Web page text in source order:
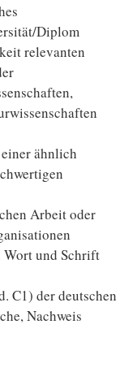
Diplom
relevanten
ähnlich
Arbeit oder
Wort und Schrift
C1) der deutschen
Nachweis